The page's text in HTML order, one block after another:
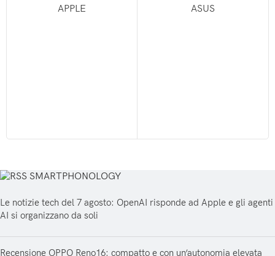
APPLE ASUS
SMARTPHONOLOGY
Le notizie tech del 7 agosto: OpenAI risponde ad Apple e gli agenti
AI si organizzano da soli
Recensione OPPO Reno16: compatto e con un’autonomia elevata